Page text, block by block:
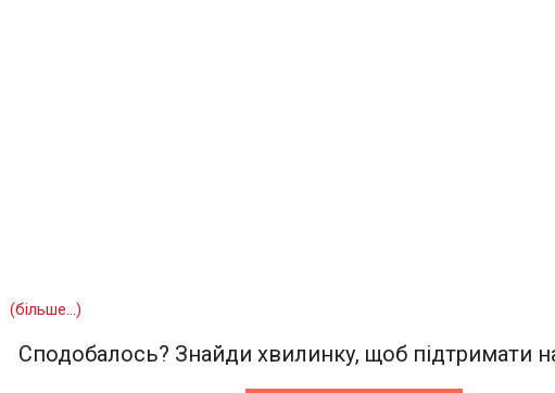
(більше…)
Сподобалось? Знайди хвилинку, щоб підтримати